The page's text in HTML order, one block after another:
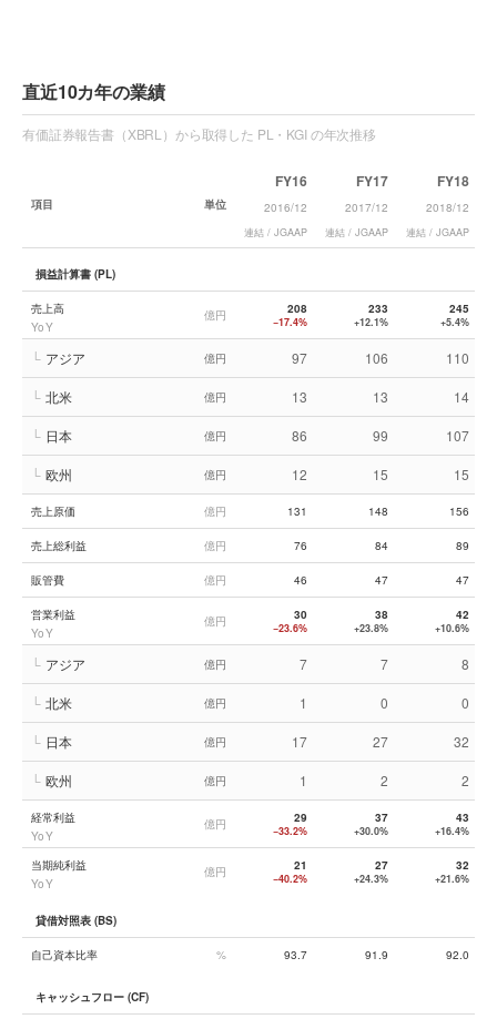
直近10カ年の業績
有価証券報告書（XBRL）から取得した PL・KGI の年次推移
項目 単位
FY16
2016/12
連結 / JGAAP
FY17
2017/12
連結 / JGAAP
FY18
2018/12
連結 / JGAAP
損益計算書 (PL)
売上高
YoY
億円 208
−17.4%
233
+12.1%
245
+5.4%
└ アジア 億円 97 106 110
└ 北米 億円 13 13 14
└ 日本 億円 86 99 107
└ 欧州 億円 12 15 15
売上原価 億円 131 148 156
売上総利益 億円 76 84 89
販管費 億円 46 47 47
営業利益
YoY
億円 30
−23.6%
38
+23.8%
42
+10.6%
└ アジア 億円 7 7 8
└ 北米 億円 1 0 0
└ 日本 億円 17 27 32
└ 欧州 億円 1 2 2
経常利益
YoY
億円 29
−33.2%
37
+30.0%
43
+16.4%
当期純利益
YoY
億円 21
−40.2%
27
+24.3%
32
+21.6%
貸借対照表 (BS)
自己資本比率 % 93.7 91.9 92.0
キャッシュフロー (CF)